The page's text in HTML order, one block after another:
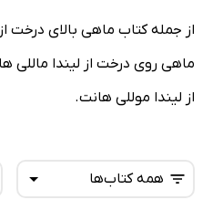
از جمله کتاب ماهی بالای درخت
ماهی روی درخت از لیندا ماللی
از لیندا موللی هانت.
همه کتاب‌ها